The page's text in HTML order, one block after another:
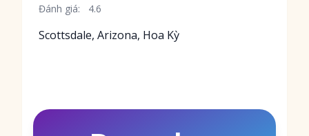
Đánh giá: 4.6
Scottsdale, Arizona, Hoa Kỳ